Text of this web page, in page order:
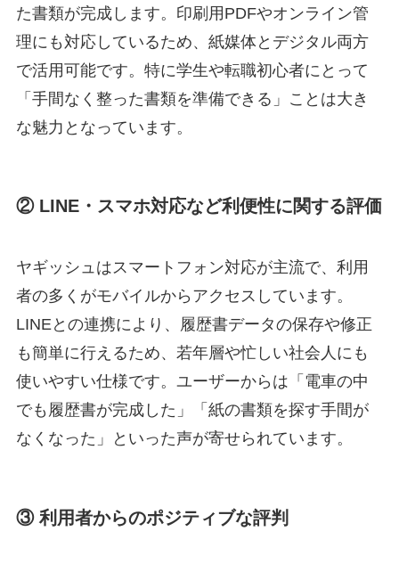
た書類が完成します。印刷用PDFやオンライン管
理にも対応しているため、紙媒体とデジタル両方
で活用可能です。特に学生や転職初心者にとって
「手間なく整った書類を準備できる」ことは大き
な魅力となっています。
② LINE・スマホ対応など利便性に関する評価
ヤギッシュはスマートフォン対応が主流で、利用
者の多くがモバイルからアクセスしています。
LINEとの連携により、履歴書データの保存や修正
も簡単に行えるため、若年層や忙しい社会人にも
使いやすい仕様です。ユーザーからは「電車の中
でも履歴書が完成した」「紙の書類を探す手間が
なくなった」といった声が寄せられています。
③ 利用者からのポジティブな評判